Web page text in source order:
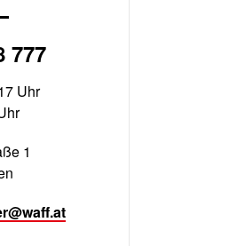
777
Uhr
1